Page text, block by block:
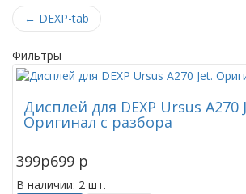
← DEXP-tab
Фильтры
Дисплей для DEXP Ursus A270
Оригинал с разбора
399p699 p
В наличии: 2 шт.